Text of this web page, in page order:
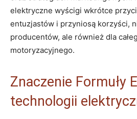
elektryczne wyścigi wkrótce
entuzjastów i przyniosą korzyści,
producentów, ale również dla
motoryzacyjnego.
Znaczenie Formuły
technologii